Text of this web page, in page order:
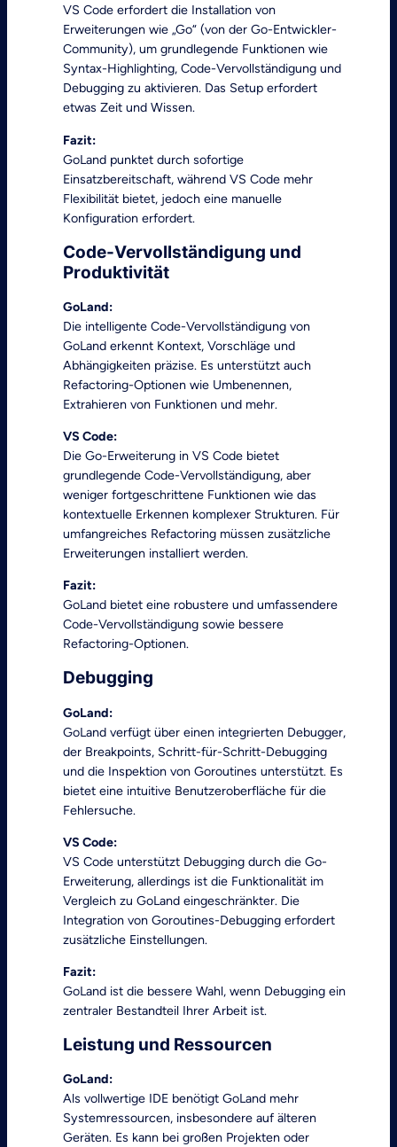
VS Code erfordert die Installation von
Erweiterungen wie „Go“ (von der Go-Entwickler-
Community), um grundlegende Funktionen wie
Syntax-Highlighting, Code-Vervollständigung und
Debugging zu aktivieren. Das Setup erfordert
etwas Zeit und Wissen.
Fazit:
GoLand punktet durch sofortige
Einsatzbereitschaft, während VS Code mehr
Flexibilität bietet, jedoch eine manuelle
Konfiguration erfordert.
Code-Vervollständigung und
Produktivität
GoLand:
Die intelligente Code-Vervollständigung von
GoLand erkennt Kontext, Vorschläge und
Abhängigkeiten präzise. Es unterstützt auch
Refactoring-Optionen wie Umbenennen,
Extrahieren von Funktionen und mehr.
VS Code:
Die Go-Erweiterung in VS Code bietet
grundlegende Code-Vervollständigung, aber
weniger fortgeschrittene Funktionen wie das
kontextuelle Erkennen komplexer Strukturen. Für
umfangreiches Refactoring müssen zusätzliche
Erweiterungen installiert werden.
Fazit:
GoLand bietet eine robustere und umfassendere
Code-Vervollständigung sowie bessere
Refactoring-Optionen.
Debugging
GoLand:
GoLand verfügt über einen integrierten Debugger,
der Breakpoints, Schritt-für-Schritt-Debugging
und die Inspektion von Goroutines unterstützt. Es
bietet eine intuitive Benutzeroberfläche für die
Fehlersuche.
VS Code:
VS Code unterstützt Debugging durch die Go-
Erweiterung, allerdings ist die Funktionalität im
Vergleich zu GoLand eingeschränkter. Die
Integration von Goroutines-Debugging erfordert
zusätzliche Einstellungen.
Fazit:
GoLand ist die bessere Wahl, wenn Debugging ein
zentraler Bestandteil Ihrer Arbeit ist.
Leistung und Ressourcen
GoLand:
Als vollwertige IDE benötigt GoLand mehr
Systemressourcen, insbesondere auf älteren
Geräten. Es kann bei großen Projekten oder